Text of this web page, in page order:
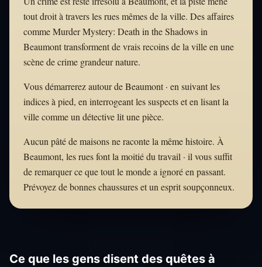
tout droit à travers les rues mêmes de la ville. Des affaires
comme Murder Mystery: Death in the Shadows in
Beaumont transforment de vrais recoins de la ville en une
scène de crime grandeur nature.
Vous démarrerez autour de Beaumont · en suivant les
indices à pied, en interrogeant les suspects et en lisant la
ville comme un détective lit une pièce.
Aucun pâté de maisons ne raconte la même histoire. À
Beaumont, les rues font la moitié du travail · il vous suffit
de remarquer ce que tout le monde a ignoré en passant.
Prévoyez de bonnes chaussures et un esprit soupçonneux.
Ce que les gens disent des quêtes à